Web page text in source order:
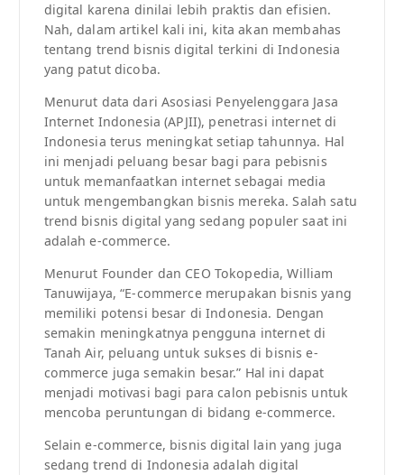
digital karena dinilai lebih praktis dan efisien.
Nah, dalam artikel kali ini, kita akan membahas
tentang trend bisnis digital terkini di Indonesia
yang patut dicoba.
Menurut data dari Asosiasi Penyelenggara Jasa
Internet Indonesia (APJII), penetrasi internet di
Indonesia terus meningkat setiap tahunnya. Hal
ini menjadi peluang besar bagi para pebisnis
untuk memanfaatkan internet sebagai media
untuk mengembangkan bisnis mereka. Salah satu
trend bisnis digital yang sedang populer saat ini
adalah e-commerce.
Menurut Founder dan CEO Tokopedia, William
Tanuwijaya, “E-commerce merupakan bisnis yang
memiliki potensi besar di Indonesia. Dengan
semakin meningkatnya pengguna internet di
Tanah Air, peluang untuk sukses di bisnis e-
commerce juga semakin besar.” Hal ini dapat
menjadi motivasi bagi para calon pebisnis untuk
mencoba peruntungan di bidang e-commerce.
Selain e-commerce, bisnis digital lain yang juga
sedang trend di Indonesia adalah digital